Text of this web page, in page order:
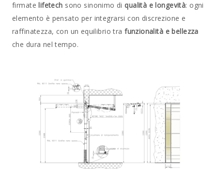
firmate lifetech sono sinonimo diqualità e longevità: ogni
elemento è pensato per integrarsi con discrezione e
raffinatezza, con un equilibrio trafunzionalità e bellezza
che dura nel tempo.